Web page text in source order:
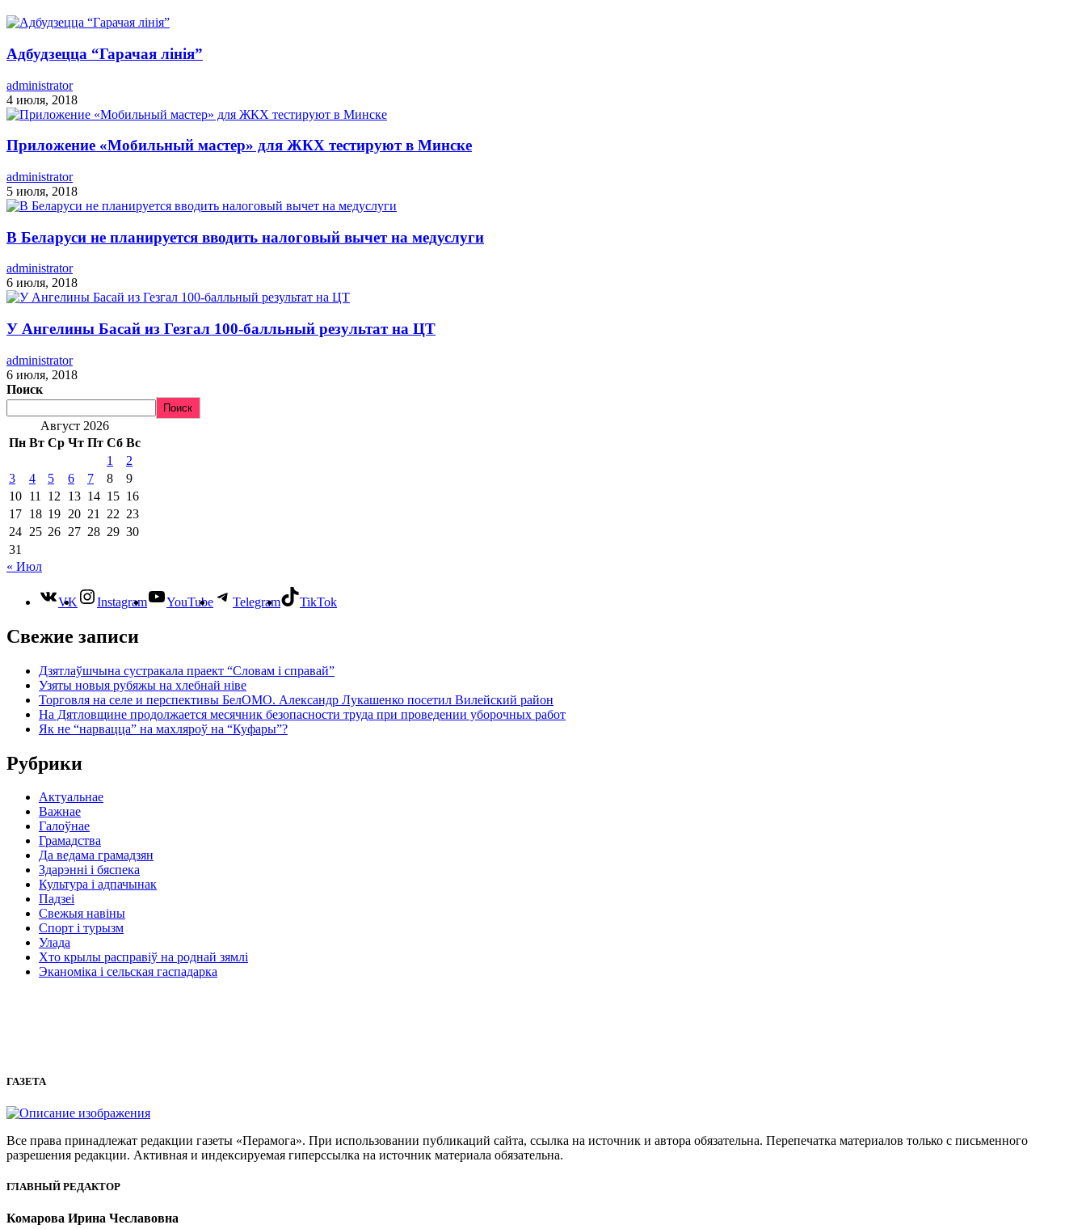
Адбудзецца “Гарачая лінія”
administrator
4 июля, 2018
Приложение «Мобильный мастер» для ЖКХ тестируют в Минске
administrator
5 июля, 2018
В Беларуси не планируется вводить налоговый вычет на медуслуги
administrator
6 июля, 2018
У Ангелины Басай из Гезгал 100-балльный результат на ЦТ
administrator
6 июля, 2018
Поиск
Поиск
Август 2026
Пн Вт Ср Чт Пт Сб Вс
1
2
3
4 5 6 7 8
9
10 11 12 13 14 15 16
17 18 19 20 21 22 23
24 25 26 27 28 29 30
31
« Июл
VK Instagram YouTube Telegram TikTok
Свежие записи
Дзятлаўшчына сустракала праект “Словам і справай”
Узяты новыя рубяжы на хлебнай ніве
Торговля на селе и перспективы БелОМО. Александр Лукашенко посетил Вилейский район
На Дятловщине продолжается месячник безопасности труда при проведении уборочных работ
Як не “нарвацца” на махляроў на “Куфары”?
Рубрики
Актуальнае
Важнае
Галоўнае
Грамадства
Да ведама грамадзян
Здарэнні і бяспека
Культура і адпачынак
Падзеі
Свежыя навіны
Спорт і турызм
Улада
Хто крылы расправіў на роднай зямлі
Эканоміка і сельская гаспадарка
ГАЗЕТА
Все права принадлежат редакции газеты «Перамога». При использовании публикаций сайта, ссылка на источник и автора обязательна. Перепечатка материалов только с письменного
разрешения редакции. Активная и индексируемая гиперссылка на источник материала обязательна.
ГЛАВНЫЙ РЕДАКТОР
Комарова Ирина Чеславовна